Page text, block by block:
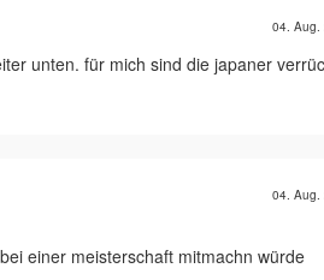
04. Aug.
unten. für mich sind die japaner
04. Aug.
einer meisterschaft mitmachn würde